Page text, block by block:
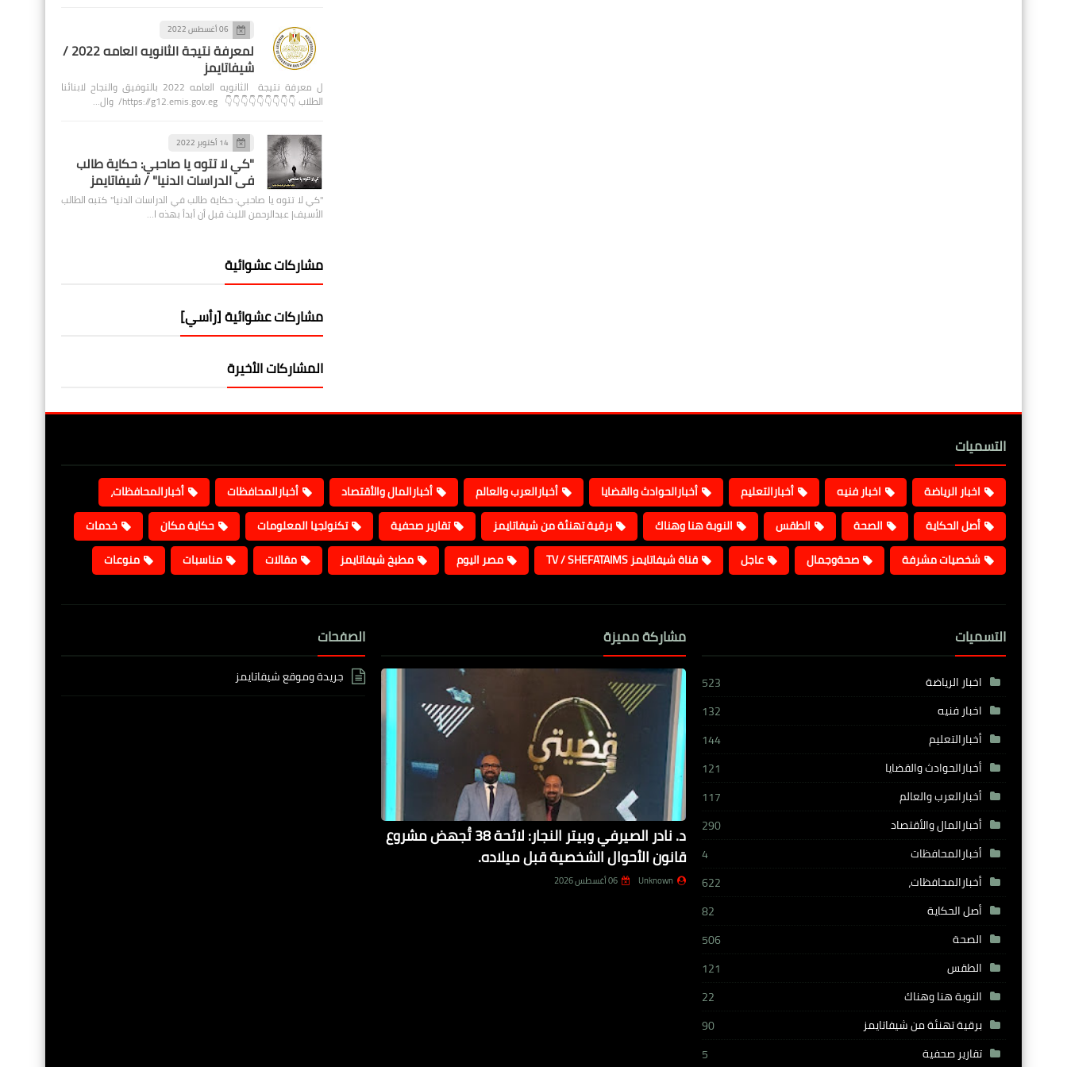
06 أغسطس 2022
لمعرفة نتيجة الثانويه العامه 2022 /
شيفاتايمز
ل معرفة نتيجة الثانويه العامه 2022 بالتوفيق والنجاح لابنائنا
الطلاب 👇👇👇👇👇👇👇👇👇 https://g12.emis.gov.eg/ وال…
14 أكتوبر 2022
"كي لا تتوه يا صاحبي: حكاية طالب
في الدراسات الدنيا" / شيفاتايمز
"كي لا تتوه يا صاحبي: حكاية طالب في الدراسات الدنيا" كتبه الطالب
الأسيف| عبدالرحمن الليث قبل أن أبدأ بهذه ا…
مشاركات عشوائية
مشاركات عشوائية [رأسي]
المشاركات الأخيرة
التسميات
اخبار الرياضة اخبار فنيه أخبارالتعليم أخبارالحوادث والقضايا أخبارالعرب والعالم أخبارالمال والأقتصاد أخبارالمحافظات
أخبارالمحافظات،
أصل الحكاية
الصحة الطقس النوبة هنا وهناك برقية تهنئة من شيفاتايمز تقارير صحفية تكنولجيا المعلومات حكاية مكان
خدمات
شخصيات مشرفة
صحةوجمال عاجل قناة شيفاتايمز TV / SHEFATAIMS مصر اليوم مطبخ شيفاتايمز مقالات مناسبات منوعات
التسميات
اخبار الرياضة
523
اخبار فنيه
132
أخبارالتعليم
144
أخبارالحوادث والقضايا
121
أخبارالعرب والعالم
117
أخبارالمال والأقتصاد
290
أخبارالمحافظات
4
أخبارالمحافظات،
622
أصل الحكاية
82
الصحة
506
الطقس
121
النوبة هنا وهناك
22
برقية تهنئة من شيفاتايمز
90
تقارير صحفية
5
مشاركة مميزة
د. نادر الصيرفي وبيتر النجار: لائحة 38 تُجهض مشروع
قانون الأحوال الشخصية قبل ميلاده.
Unknown 06 أغسطس 2026
الصفحات
جريدة وموقع شيفاتايمز